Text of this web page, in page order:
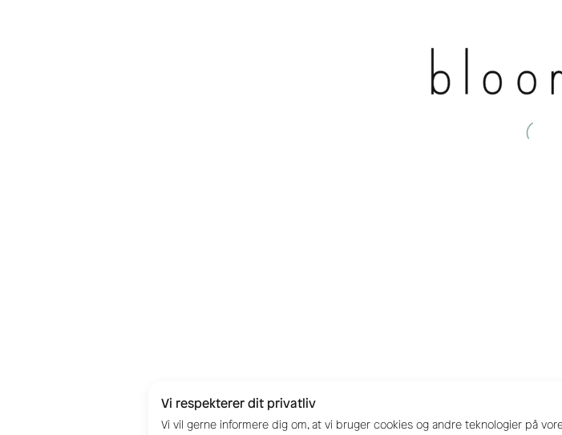
Vi respekterer dit privatliv
Vi vil gerne informere dig om, at vi bruger cookies og andre teknologier på